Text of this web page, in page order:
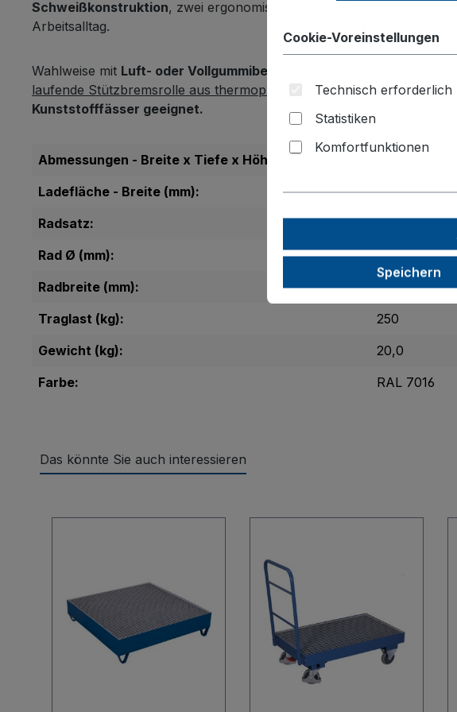
Schweißkonstruktion, zwei ergonomische
Arbeitsalltag.
Wahlweise mit Luft- oder Vollgummibereifung
laufende Stützbremsrolle aus thermoplastischem Gummiein
Kunststofffässer geeignet.
Abmessungen - Breite x Tiefe x Höhe (mm):
Ladefläche - Breite (mm):
für 200 Ltr.
Radsatz:
Vollgummi
Rad Ø (mm):
260
Radbreite (mm):
65
Traglast (kg):
250
Gewicht (kg):
20,0
Farbe:
RAL 7016
Das könnte Sie auch interessieren
Cookie-Voreinstellungen
Technisch erforderlich
Statistiken
Komfortfunktionen
Speichern